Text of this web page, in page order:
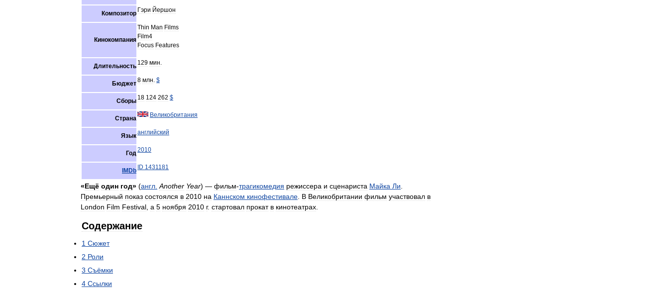
Композитор Гэри Йершон
Кинокомпания
Thin Man Films
Film4
Focus Features
Длительность 129 мин.
Бюджет8 млн. $
Сборы 18 124 262 $
Страна Великобритания
Языканглийский
Год2010
IMDb ID 1431181
«Ещё один год» (англ Another Year) — фильм-трагикомедия режиссера и сценариста Майка Ли
Премьерный показ состоялся в 2010 на Каннском кинофестивале В Великобритании фильм участвовал в
London Film Festival а 5 ноября 2010 г. стартовал прокат в кинотеатрах
Содержание
1 Сюжет
2 Роли
3 Съёмки
4 Ссылки